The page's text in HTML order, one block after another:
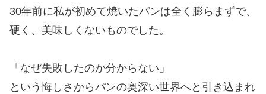
30年前に私が初めて焼いたパンは全く膨らまずで、
硬く、美味しくないものでした。
「なぜ失敗したのか分からない」
という悔しさからパンの奥深い世界へと引き込まれ